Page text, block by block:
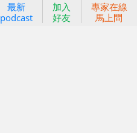
小太陽親子書房
知新劇場
最新
podcast
加入
好友
專家在線
馬上問